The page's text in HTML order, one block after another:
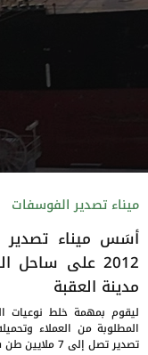
ميناء تصدير الفوسفات
أسَس ميناء
مدينة العقبة
ليقوم بمهمة خلط نوعيات
المطلوبة من العملاء
تصدير تصل إلى 7 ملايين طن في السنة.